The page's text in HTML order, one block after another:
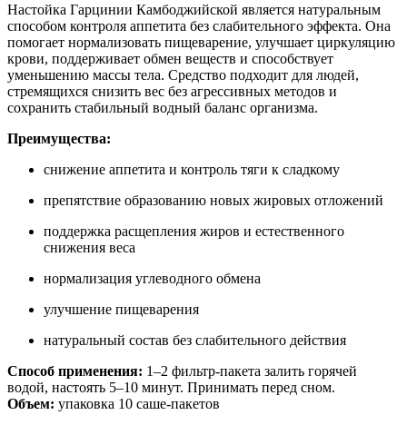
Настойка Гарцинии Камбоджийской является натуральным
способом контроля аппетита без слабительного эффекта. Она
помогает нормализовать пищеварение, улучшает циркуляцию
крови, поддерживает обмен веществ и способствует
уменьшению массы тела. Средство подходит для людей,
стремящихся снизить вес без агрессивных методов и
сохранить стабильный водный баланс организма.
Преимущества:
снижение аппетита и контроль тяги к сладкому
препятствие образованию новых жировых отложений
поддержка расщепления жиров и естественного
снижения веса
нормализация углеводного обмена
улучшение пищеварения
натуральный состав без слабительного действия
Способ применения: 1–2 фильтр-пакета залить горячей
водой, настоять 5–10 минут. Принимать перед сном.
Объем: упаковка 10 саше-пакетов